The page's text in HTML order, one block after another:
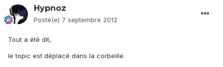
Hypnoz
Posté(e) 7 septembre 2012
Tout a été dit,
le topic est déplacé dans la corbeille.